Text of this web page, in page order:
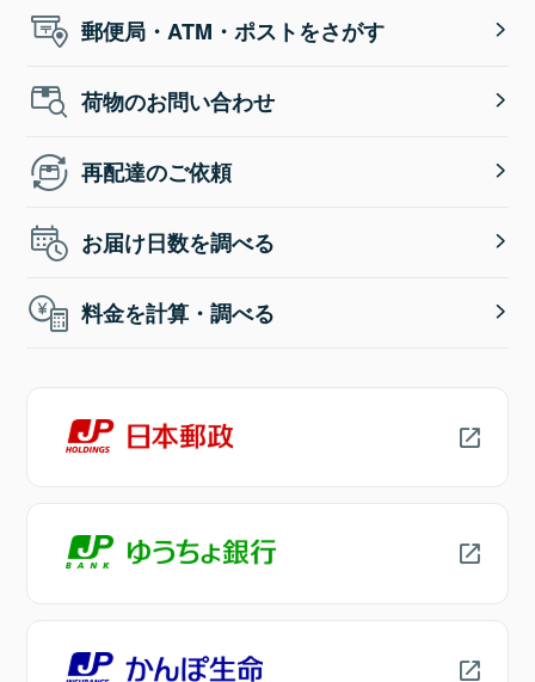
郵便局・ATM・ポストをさがす
荷物のお問い合わせ
再配達のご依頼
お届け日数を調べる
料金を計算・調べる